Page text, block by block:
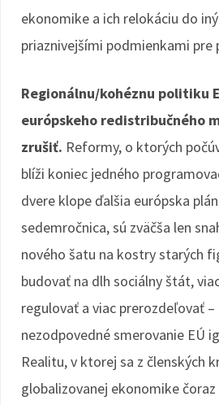
ekonomike a ich relokáciu do
priaznivejšími podmienkami pre
Regionálnu/kohéznu politiku
európskeho redistribučného
zrušiť. Reformy, o ktorých
blíži koniec jedného
dvere klope ďalšia európska
sedemročnica, sú zväčša len
nového šatu na kostry starých
budovať na dlh sociálny štát,
regulovať a viac prerozdeľovať
nezodpovedné smerovanie EÚ
Realitu, v ktorej sa z členských
globalizovanej ekonomike čoraz